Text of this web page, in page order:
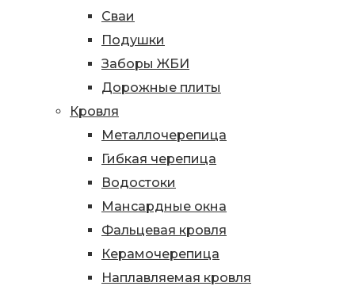
Сваи
Подушки
Заборы ЖБИ
Дорожные плиты
Кровля
Металлочерепица
Гибкая черепица
Водостоки
Мансардные окна
Фальцевая кровля
Керамочерепица
Наплавляемая кровля